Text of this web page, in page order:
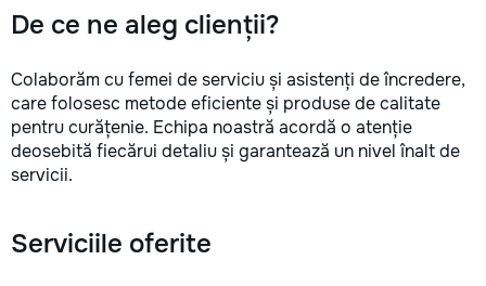
De ce ne aleg clienții?
Colaborăm cu femei de serviciu și asistenți de încredere,
care folosesc metode eficiente și produse de calitate
pentru curățenie. Echipa noastră acordă o atenție
deosebită fiecărui detaliu și garantează un nivel înalt de
servicii.
Serviciile oferite